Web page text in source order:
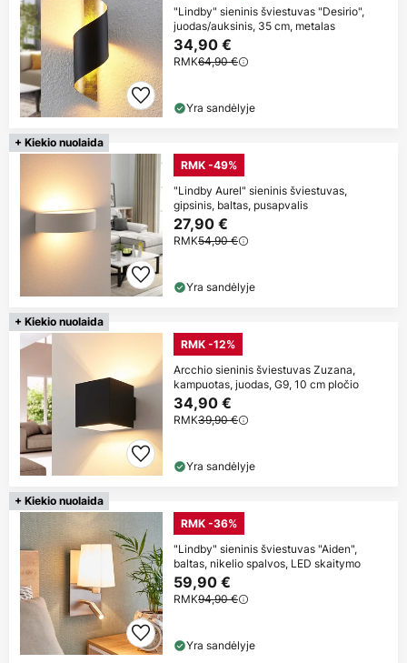
"Lindby" sieninis šviestuvas "Desirio",
juodas/auksinis, 35 cm, metalas
34,90 €
RMK64,90 €
Yra sandėlyje
+ Kiekio nuolaida
RMK -49%
"Lindby Aurel" sieninis šviestuvas,
gipsinis, baltas, pusapvalis
27,90 €
RMK54,90 €
Yra sandėlyje
+ Kiekio nuolaida
RMK -12%
Arcchio sieninis šviestuvas Zuzana,
kampuotas, juodas, G9, 10 cm pločio
34,90 €
RMK39,90 €
Yra sandėlyje
+ Kiekio nuolaida
RMK -36%
"Lindby" sieninis šviestuvas "Aiden",
baltas, nikelio spalvos, LED skaitymo
59,90 €
RMK94,90 €
Yra sandėlyje